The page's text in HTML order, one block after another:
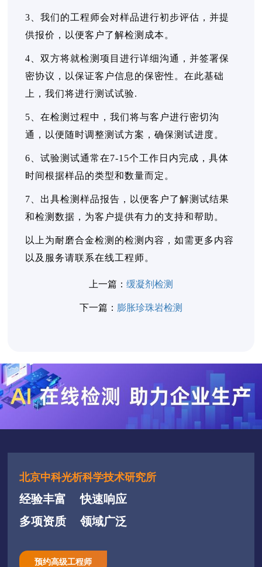
3、我们的工程师会对样品进行初步评估，并提
供报价，以便客户了解检测成本。
4、双方将就检测项目进行详细沟通，并签署保
密协议，以保证客户信息的保密性。在此基础
上，我们将进行测试试验.
5、在检测过程中，我们将与客户进行密切沟
通，以便随时调整测试方案，确保测试进度。
6、试验测试通常在7-15个工作日内完成，具体
时间根据样品的类型和数量而定。
7、出具检测样品报告，以便客户了解测试结果
和检测数据，为客户提供有力的支持和帮助。
以上为耐磨合金检测的检测内容，如需更多内容
以及服务请联系在线工程师。
上一篇： 缓凝剂检测
下一篇： 膨胀珍珠岩检测
北京中科光析科学技术研究所
经验丰富
快速响应
多项资质
领域广泛
预约高级工程师